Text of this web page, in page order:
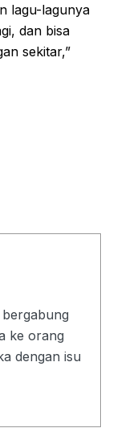
lagu-lagunya
dan bisa
sekitar,”
ke orang
dengan isu